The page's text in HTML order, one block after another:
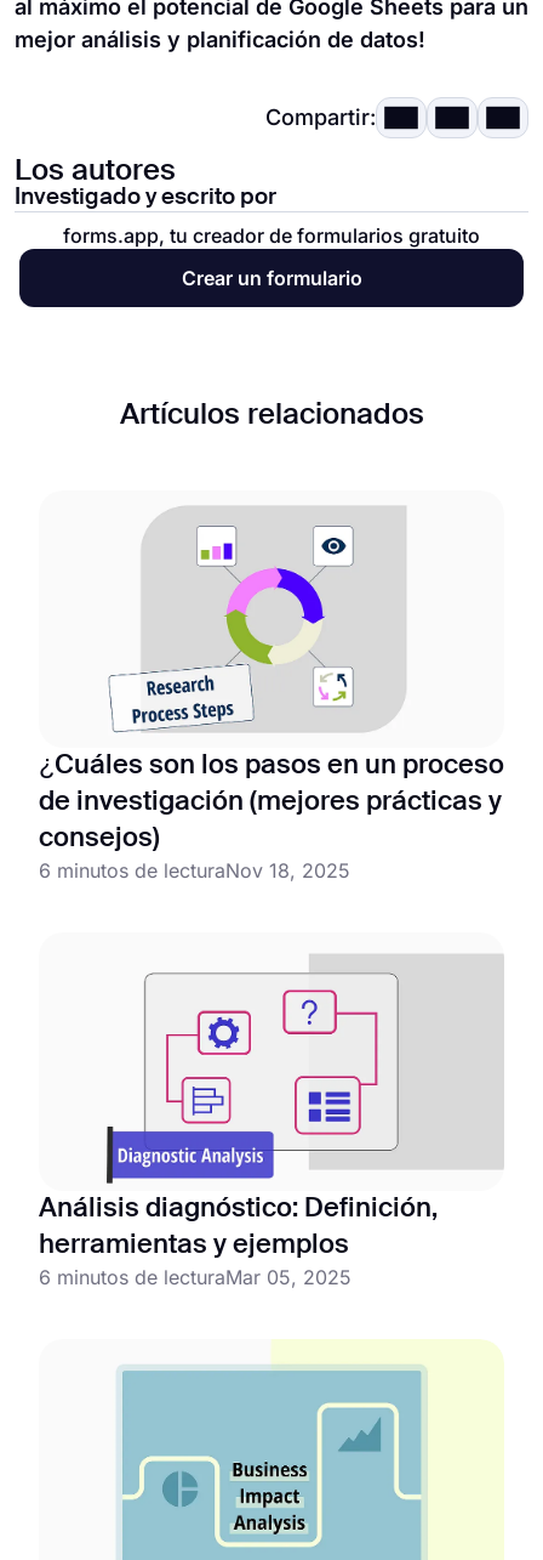
al máximo el potencial de Google Sheets para un
mejor análisis y planificación de datos!
Compartir:
Los autores
Investigado y escrito por
forms.app, tu creador de formularios gratuito
Crear un formulario
Artículos relacionados
¿Cuáles son los pasos en un proceso
de investigación (mejores prácticas y
consejos)
6 minutos de lecturaNov 18, 2025
Análisis diagnóstico: Definición,
herramientas y ejemplos
6 minutos de lecturaMar 05, 2025